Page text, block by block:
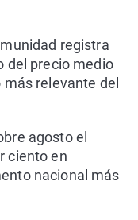
registra
del precio medio
relevante del
agosto el
ciento en
nacional más